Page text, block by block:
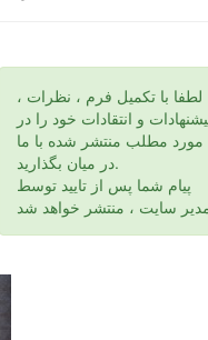
لطفا با تكميل فرم ، نظرات ،
و انتقادات خود را در
مورد مطلب منتشر شده با ما
در ميان بگذاريد.
پيام شما پس از تاييد توسط